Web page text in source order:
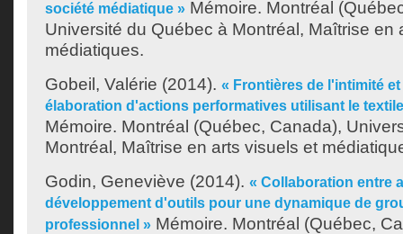
société médiatique » Mémoire. Montréal
Université du Québec à Montréal, Maîtrise en
médiatiques.
Gobeil, Valérie (2014). « Frontières de l'intimité
élaboration d'actions performatives utilisant le
Mémoire. Montréal (Québec, Canada),
Montréal, Maîtrise en arts visuels et
Godin, Geneviève (2014). « Collaboration entre
développement d'outils pour une dynamique de
professionnel » Mémoire. Montréal (Québec,